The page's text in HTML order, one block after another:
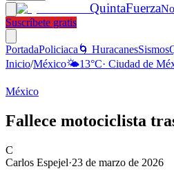
QuintaFuerza
Suscríbete gratis
PortadaPoliciaca 🌀 HuracanesSismos
Inicio/México🌤️13°C· Ciudad de
México
Fallece motociclista
C
Carlos Espejel·23 de marzo de 2026